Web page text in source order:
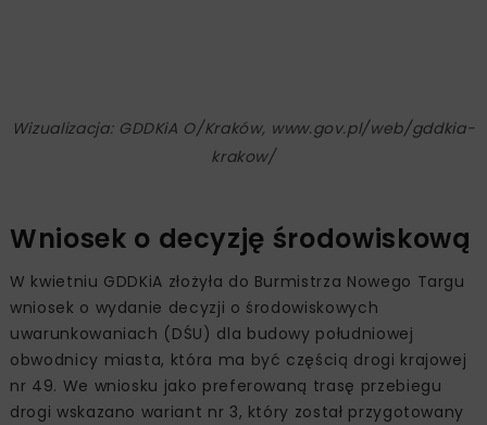
Wizualizacja: GDDKiA O/Kraków, www.gov.pl/web/gddkia-
krakow/
Wniosek o decyzję środowiskową
W kwietniu GDDKiA złożyła do Burmistrza Nowego Targu
wniosek o wydanie decyzji o środowiskowych
uwarunkowaniach (DŚU) dla budowy południowej
obwodnicy miasta, która ma być częścią drogi krajowej
nr 49. We wniosku jako preferowaną trasę przebiegu
drogi wskazano wariant nr 3, który został przygotowany